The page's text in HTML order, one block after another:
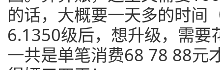
的话，大概要一天多的时间
6.1350级后，想升级，需
一共是单笔消费68 78 88元